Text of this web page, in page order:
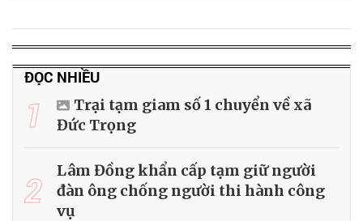
ĐỌC NHIỀU
1
Trại tạm giam số 1 chuyển về xã
Đức Trọng
2
Lâm Đồng khẩn cấp tạm giữ người
đàn ông chống người thi hành công
vụ